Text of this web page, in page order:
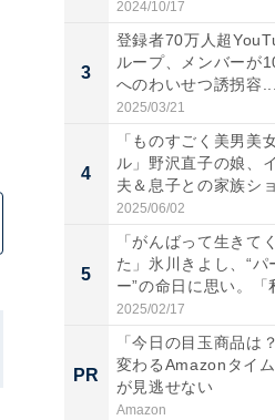
S...
2024/10/17
3
登録者70万人超
ループ、メンバーが
へのわいせつ誘拐容...
2025/03/21
4
「ものすごく美男美
ル」野沢直子の娘、
夫＆息子との家族シ
...
2025/06/02
5
「がんばって生きて
た」氷川きよし、“パ
ー”の命日に思い。「
体...
2025/02/17
PR
「今日の目玉商品は
変わるAmazonタイ
が見逃せない
Amazon